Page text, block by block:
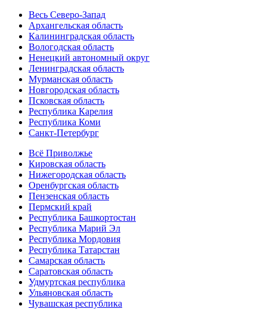
Весь Северо-Запад
Архангельская область
Калининградская область
Вологодская область
Ненецкий автономный округ
Ленинградская область
Мурманская область
Новгородская область
Псковская область
Республика Карелия
Республика Коми
Санкт-Петербург
Всё Приволжье
Кировская область
Нижегородская область
Оренбургская область
Пензенская область
Пермский край
Республика Башкортостан
Республика Марий Эл
Республика Мордовия
Республика Татарстан
Самарская область
Саратовская область
Удмуртская республика
Ульяновская область
Чувашская республика